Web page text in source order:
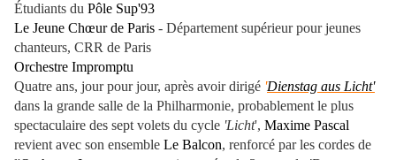
Étudiants du Pôle Sup'93
Le Jeune Chœur de Paris - Département supérieur pour jeunes
chanteurs, CRR de Paris
Orchestre Impromptu
Quatre ans, jour pour jour, après avoir dirigé 'Dienstag aus Licht'
dans la grande salle de la Philharmonie, probablement le plus
spectaculaire des sept volets du cycle 'Licht', Maxime Pascal
revient avec son ensemble Le Balcon, renforcé par les cordes de